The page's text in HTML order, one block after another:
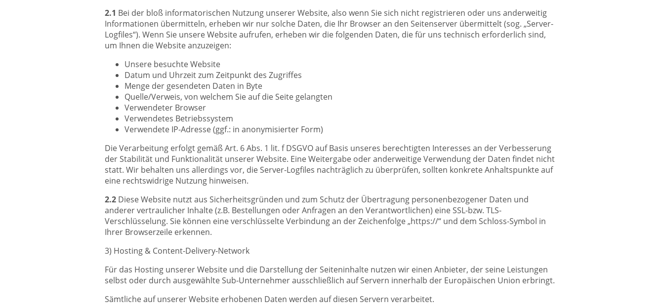
2.1 Bei der bloß informatorischen Nutzung unserer Website, also wenn Sie sich nicht registrieren oder uns anderweitig
Informationen übermitteln, erheben wir nur solche Daten, die Ihr Browser an den Seitenserver übermittelt (sog. „Server-
Logfiles“). Wenn Sie unsere Website aufrufen, erheben wir die folgenden Daten, die für uns technisch erforderlich sind,
um Ihnen die Website anzuzeigen:
Unsere besuchte Website
Datum und Uhrzeit zum Zeitpunkt des Zugriffes
Menge der gesendeten Daten in Byte
Quelle/Verweis, von welchem Sie auf die Seite gelangten
Verwendeter Browser
Verwendetes Betriebssystem
Verwendete IP-Adresse (ggf.: in anonymisierter Form)
Die Verarbeitung erfolgt gemäß Art. 6 Abs. 1 lit. f DSGVO auf Basis unseres berechtigten Interesses an der Verbesserung
der Stabilität und Funktionalität unserer Website. Eine Weitergabe oder anderweitige Verwendung der Daten findet nicht
statt. Wir behalten uns allerdings vor, die Server-Logfiles nachträglich zu überprüfen, sollten konkrete Anhaltspunkte auf
eine rechtswidrige Nutzung hinweisen.
2.2 Diese Website nutzt aus Sicherheitsgründen und zum Schutz der Übertragung personenbezogener Daten und
anderer vertraulicher Inhalte (z.B. Bestellungen oder Anfragen an den Verantwortlichen) eine SSL-bzw. TLS-
Verschlüsselung. Sie können eine verschlüsselte Verbindung an der Zeichenfolge „https://“ und dem Schloss-Symbol in
Ihrer Browserzeile erkennen.
3) Hosting & Content-Delivery-Network
Für das Hosting unserer Website und die Darstellung der Seiteninhalte nutzen wir einen Anbieter, der seine Leistungen
selbst oder durch ausgewählte Sub-Unternehmer ausschließlich auf Servern innerhalb der Europäischen Union erbringt.
Sämtliche auf unserer Website erhobenen Daten werden auf diesen Servern verarbeitet.